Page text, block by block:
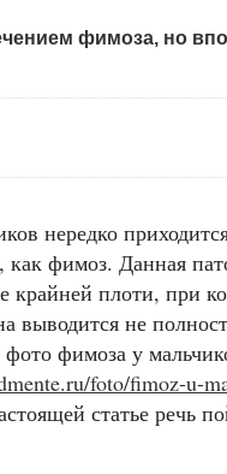
фимоза, но
нередко
как фимоз. Данная
крайней плоти, при
выводится не
фимоза у
foto/fimoz-u-
статье речь